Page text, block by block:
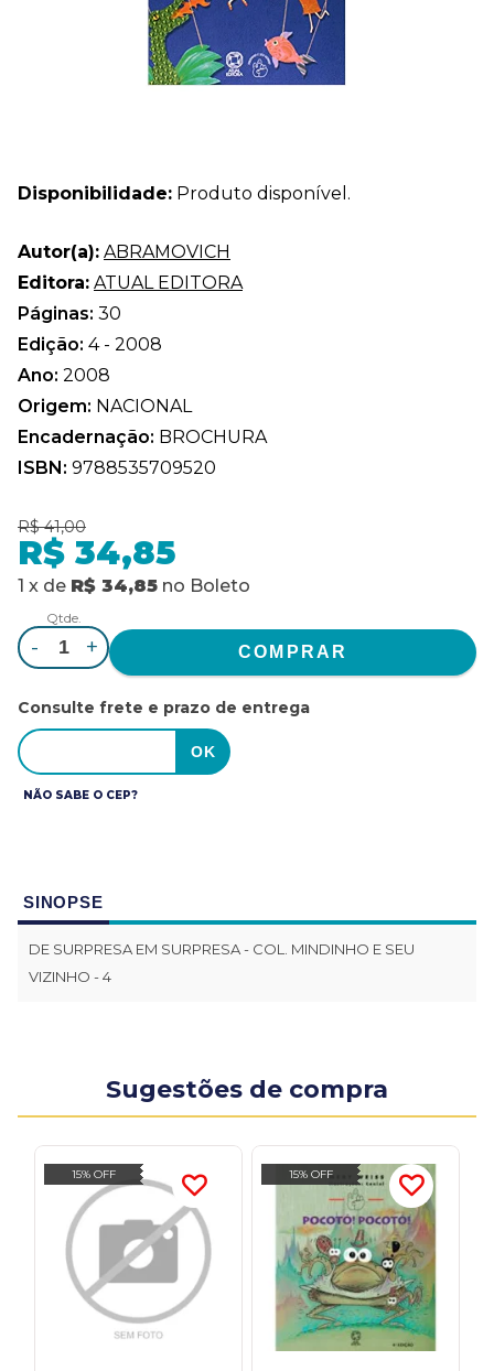
Disponibilidade: Produto disponível.
Autor(a): ABRAMOVICH
Editora: ATUAL EDITORA
Páginas: 30
Edição: 4 - 2008
Ano: 2008
Origem: NACIONAL
Encadernação: BROCHURA
ISBN: 9788535709520
R$ 41,00
R$ 34,85
1 x de R$ 34,85 no Boleto
Qtde.
- +
Consulte frete e prazo de entrega
NÃO SABE O CEP?
SINOPSE
DE SURPRESA EM SURPRESA - COL. MINDINHO E SEU
VIZINHO - 4
Sugestões de compra
15% OFF 15% OFF